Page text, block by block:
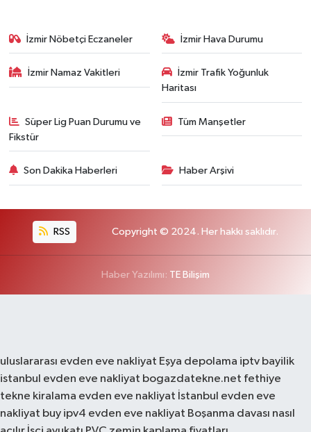
İzmir Nöbetçi Eczaneler İzmir Hava Durumu
İzmir Namaz Vakitleri
İzmir Trafik Yoğunluk
Haritası
Süper Lig Puan Durumu ve
Fikstür
Tüm Manşetler
Son Dakika Haberleri Haber Arşivi
RSS Copyright © 2024. Her hakkı saklıdır.
Haber Yazılımı: TE Bilişim
uluslararası evden eve nakliyat Eşya depolama iptv bayilik
istanbul evden eve nakliyat bogazdatekne.net fethiye
tekne kiralama evden eve nakliyat İstanbul evden eve
nakliyat buy ipv4 evden eve nakliyat Boşanma davası nasıl